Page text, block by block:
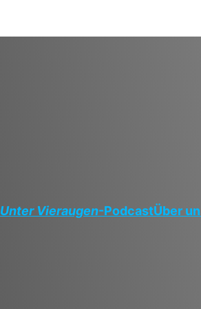
Unter Vieraugen-PodcastÜber